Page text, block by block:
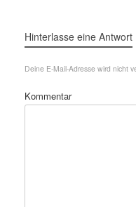
Hinterlasse eine Antwort
Deine E-Mail-Adresse wird nicht
Kommentar